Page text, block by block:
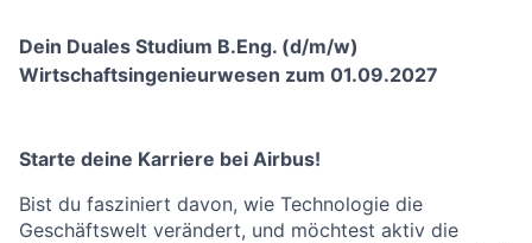
Dein Duales Studium B.Eng. (d/m/w)
Wirtschaftsingenieurwesen zum 01.09.2027
Starte deine Karriere bei Airbus!
Bist du fasziniert davon, wie Technologie die
Geschäftswelt verändert, und möchtest aktiv die